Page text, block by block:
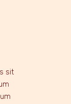
sit